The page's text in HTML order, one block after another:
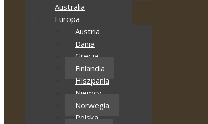
Australia
Europa
Austria
Dania
Grecja
Finlandia
Hiszpania
Niemcy
Norwegia
Polska